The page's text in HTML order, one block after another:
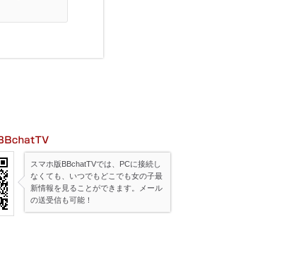
版BBchatTV
スマホ版BBchatTVでは、PCに接続し
なくても、いつでもどこでも女の子最
新情報を見ることができます。メール
の送受信も可能！